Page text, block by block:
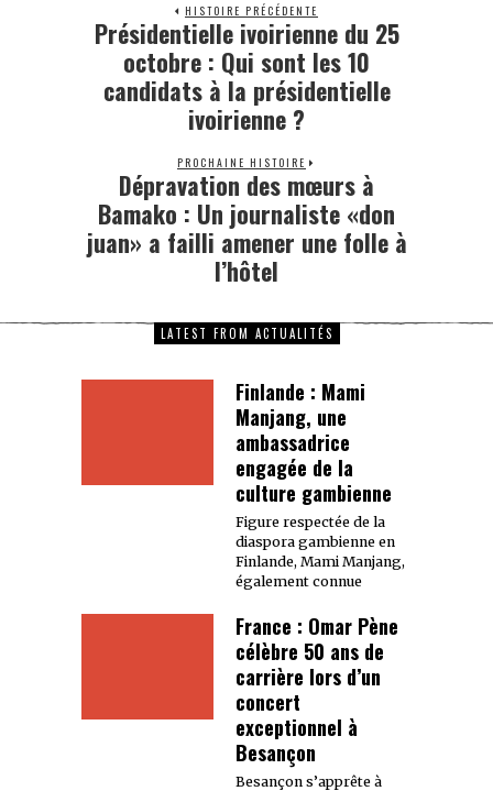
HISTOIRE PRÉCÉDENTE
Présidentielle ivoirienne du 25
octobre : Qui sont les 10
candidats à la présidentielle
ivoirienne ?
PROCHAINE HISTOIRE
Dépravation des mœurs à
Bamako : Un journaliste «don
juan» a failli amener une folle à
l’hôtel
LATEST FROM ACTUALITÉS
Finlande : Mami
Manjang, une
ambassadrice
engagée de la
culture gambienne
Figure respectée de la
diaspora gambienne en
Finlande, Mami Manjang,
également connue
France : Omar Pène
célèbre 50 ans de
carrière lors d’un
concert
exceptionnel à
Besançon
Besançon s’apprête à